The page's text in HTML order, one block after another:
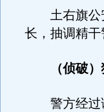
土右旗公安
长，抽调精
（侦破
警方经过调